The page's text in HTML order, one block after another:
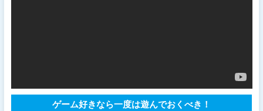
ゲーム好きなら一度は遊んでおくべき！